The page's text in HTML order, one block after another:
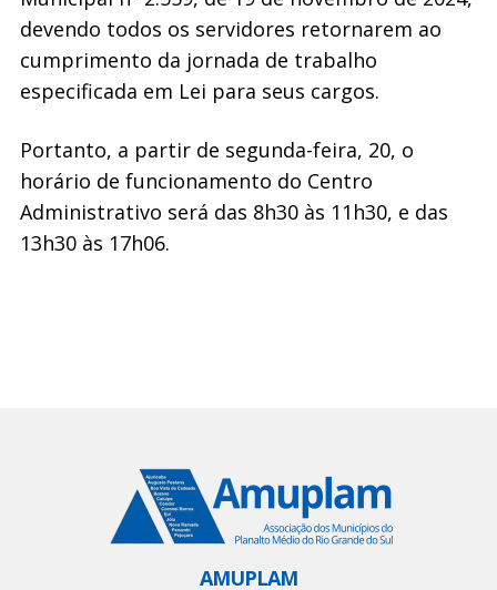
devendo todos os servidores retornarem ao
cumprimento da jornada de trabalho
especificada em Lei para seus cargos.
Portanto, a partir de segunda-feira, 20, o
horário de funcionamento do Centro
Administrativo será das 8h30 às 11h30, e das
13h30 às 17h06.
AMUPLAM